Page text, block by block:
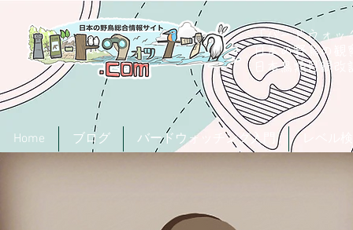
「バードウォッ
日本の野鳥の観
日本鳥類目録
Home ブログ バードウォッチング入門